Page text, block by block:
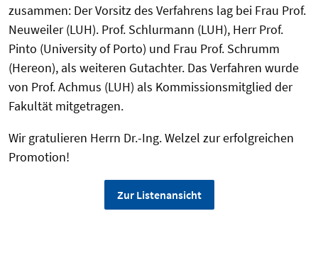
zusammen: Der Vorsitz des Verfahrens lag bei Frau Prof.
Neuweiler (LUH). Prof. Schlurmann (LUH), Herr Prof.
Pinto (University of Porto) und Frau Prof. Schrumm
(Hereon), als weiteren Gutachter. Das Verfahren wurde
von Prof. Achmus (LUH) als Kommissionsmitglied der
Fakultät mitgetragen.
Wir gratulieren Herrn Dr.-Ing. Welzel zur erfolgreichen
Promotion!
Zur Listenansicht